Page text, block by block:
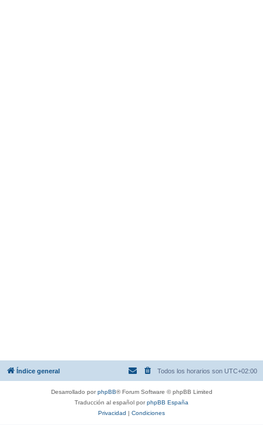
Índice general Todos los horarios son UTC+02:00
Desarrollado porphpBB® Forum Software © phpBB Limited
Traducción al español porphpBB España
Privacidad
Condiciones